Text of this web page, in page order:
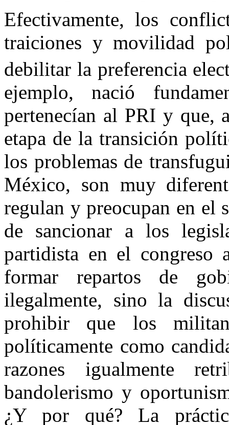
Efectivamente, los
traiciones y movilidad
debilitar la preferencia
ejemplo, nació
pertenecían al PRI y que,
etapa de la transición
los problemas de
México, son muy
regulan y preocupan en el
de sancionar a los
partidista en el congreso
formar repartos de
ilegalmente, sino la
prohibir que los
políticamente como
razones igualmente
bandolerismo y
¿Y por qué? La